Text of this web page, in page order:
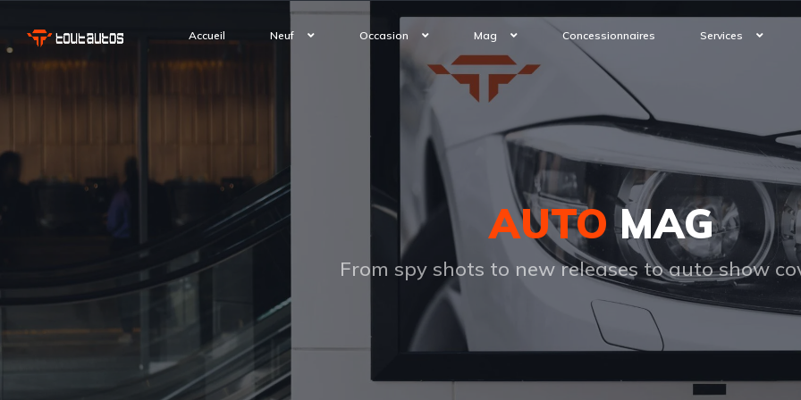
Accueil Neuf Occasion Mag Concessionnaires Services
AUTOMAG
From spy shots to new releases to auto show